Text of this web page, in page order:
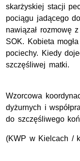
skarżyskiej stacji
pociągu jadącego
nawiązał rozmowę
SOK. Kobieta
pociechy. Kiedy
szczęśliwej matki.
Wzorcowa
dyżurnych i
do szczęśliwego
(KWP w Kielcach /